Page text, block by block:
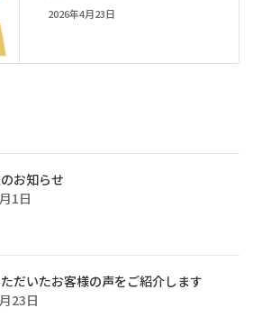
2026年4月23日
お知らせ
1日
だいたお客様の声をご紹介します
23日